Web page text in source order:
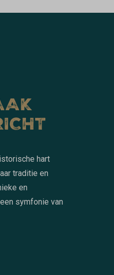
hart
traditie en
en
symfonie van